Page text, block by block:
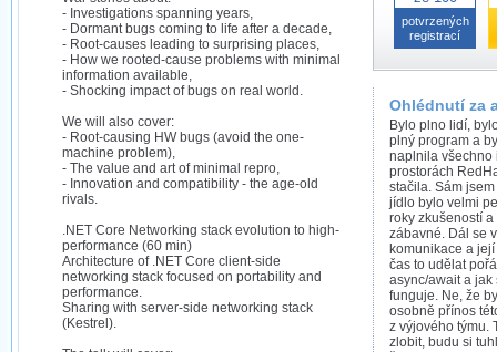
- Investigations spanning years,
- Dormant bugs coming to life after a decade,
- Root-causes leading to surprising places,
- How we rooted-cause problems with minimal
information available,
- Shocking impact of bugs on real world.
We will also cover:
- Root-causing HW bugs (avoid the one-
machine problem),
- The value and art of minimal repro,
- Innovation and compatibility - the age-old
rivals.
.NET Core Networking stack evolution to high-
performance (60 min)
Architecture of .NET Core client-side
networking stack focused on portability and
performance.
Sharing with server-side networking stack
(Kestrel).
potvrzených
registrací
Ohlédnutí za
Bylo plno lidí,
plný program a
naplnila všechno
prostorách
stačila. Sám
jídlo bylo velmi
roky zkušeností
zábavné. Dál se
komunikace a
čas to udělat
async/await a
funguje. Ne, že
osobně přínos
z výjového týmu.
zlobit, budu si